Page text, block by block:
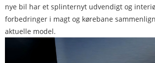
nye bil har et splinternyt udvendigt og
forbedringer i magt og kørebane
aktuelle model.